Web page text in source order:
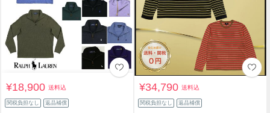
¥18,900送料込
関税負担なし 返品補償
¥34,790送料込
関税負担なし 返品補償